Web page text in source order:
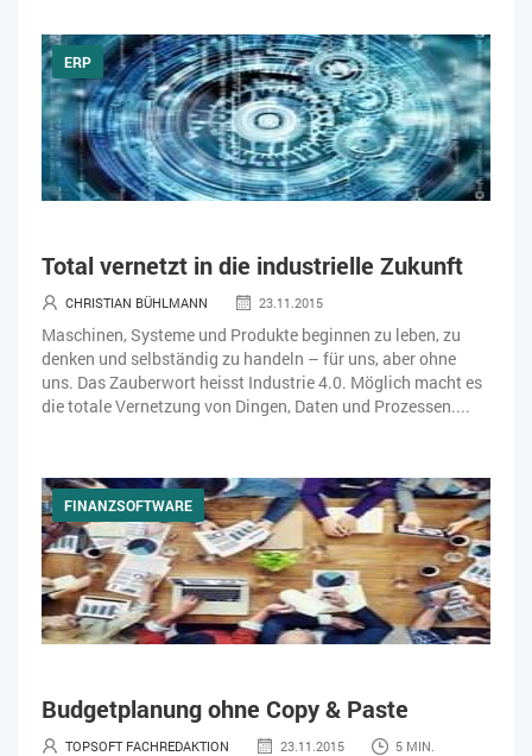
ERP
Total vernetzt in die industrielle Zukunft
CHRISTIAN BÜHLMANN 23.11.2015
Maschinen, Systeme und Produkte beginnen zu leben, zu
denken und selbständig zu handeln – für uns, aber ohne
uns. Das Zauberwort heisst Industrie 4.0. Möglich macht es
die totale Vernetzung von Dingen, Daten und Prozessen....
FINANZSOFTWARE
Budgetplanung ohne Copy & Paste
TOPSOFT FACHREDAKTION 23.11.2015 5 MIN.